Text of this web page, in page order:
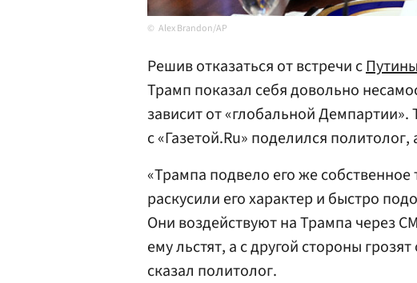
Alex Brandon/AP
Решив отказаться от встречи с
Трамп показал себя довольно
зависит от «глобальной
с «Газетой.Ru» поделился
«Трампа подвело его же
раскусили его характер и быстро
Они воздействуют на Трампа через
ему льстят, а с другой стороны
сказал политолог.